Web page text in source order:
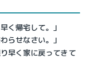
く帰宅して。」
らせなさい。」
早く家に戻ってきて